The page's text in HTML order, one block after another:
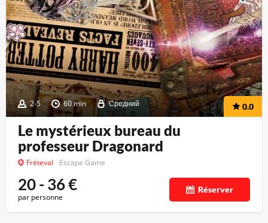
2-5 60 min Средний 0.0
Le mystérieux bureau du
professeur Dragonard
Fréteval Escape Game
20 - 36€
par personne
Réserver